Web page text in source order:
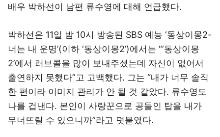
배우 박하선이 남편 류수영에 대해 언급했다.
박하선은 11일 밤 10시 방송된 SBS 예능 ‘동상이몽2-
너는 내 운명’(이하 ‘동상이몽2’)에서는 “‘동상이몽
2’에서 러브콜을 많이 보내주셨는데 자신이 없어서
출연하지 못했다”고 고백했다. 그는 “내가 너무 솔직
한 편이라 이미지 관리가 안 될 것 같았다. 류수영도
나를 겁낸다. 본인이 사랑꾼으로 공들인 탑을 내가
무너뜨릴 수 있으니까”라고 덧붙였다.